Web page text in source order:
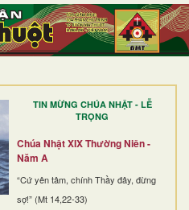
TIN MỪNG CHÚA NHẬT - LỄ
TRỌNG
Chúa Nhật XIX Thường Niên -
Năm A
“Cứ yên tâm, chính Thầy đây, đừng
sợ!” (Mt 14,22-33)